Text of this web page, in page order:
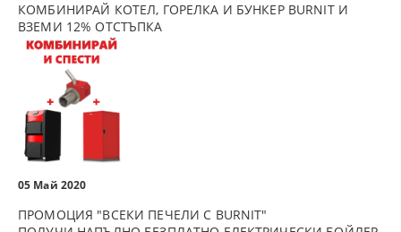
КОМБИНИРАЙ КОТЕЛ, ГОРЕЛКА И БУНКЕР BURNIT И
ВЗЕМИ 12% ОТСТЪПКА
05 Май 2020
ПРОМОЦИЯ "ВСЕКИ ПЕЧЕЛИ С BURNIT"